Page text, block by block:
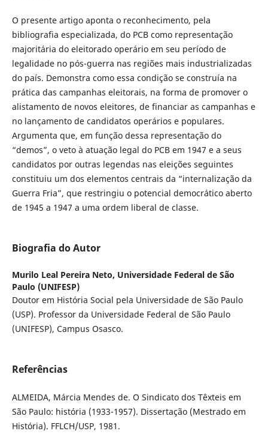
O presente artigo aponta o reconhecimento, pela
bibliografia especializada, do PCB como representação
majoritária do eleitorado operário em seu período de
legalidade no pós-guerra nas regiões mais industrializadas
do país. Demonstra como essa condição se construía na
prática das campanhas eleitorais, na forma de promover o
alistamento de novos eleitores, de financiar as campanhas e
no lançamento de candidatos operários e populares.
Argumenta que, em função dessa representação do
“demos”, o veto à atuação legal do PCB em 1947 e a seus
candidatos por outras legendas nas eleições seguintes
constituiu um dos elementos centrais da “internalização da
Guerra Fria”, que restringiu o potencial democrático aberto
de 1945 a 1947 a uma ordem liberal de classe.
Biografia do Autor
Murilo Leal Pereira Neto, Universidade Federal de São
Paulo (UNIFESP)
Doutor em História Social pela Universidade de São Paulo
(USP). Professor da Universidade Federal de São Paulo
(UNIFESP), Campus Osasco.
Referências
ALMEIDA, Márcia Mendes de. O Sindicato dos Têxteis em
São Paulo: história (1933-1957). Dissertação (Mestrado em
História). FFLCH/USP, 1981.